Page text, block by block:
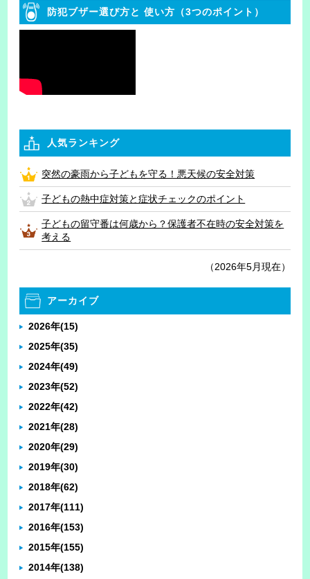
防犯ブザー選び方と 使い方（3つのポイント）
人気ランキング
突然の豪雨から子どもを守る！悪天候の安全対策
子どもの熱中症対策と症状チェックのポイント
子どもの留守番は何歳から？保護者不在時の安全対策を
考える
（2026年5月現在）
アーカイブ
2026年(15)
2025年(35)
2024年(49)
2023年(52)
2022年(42)
2021年(28)
2020年(29)
2019年(30)
2018年(62)
2017年(111)
2016年(153)
2015年(155)
2014年(138)